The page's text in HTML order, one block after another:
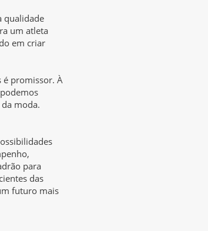
qualidade
um atleta
em criar
é promissor. À
moda.
para
das
futuro mais